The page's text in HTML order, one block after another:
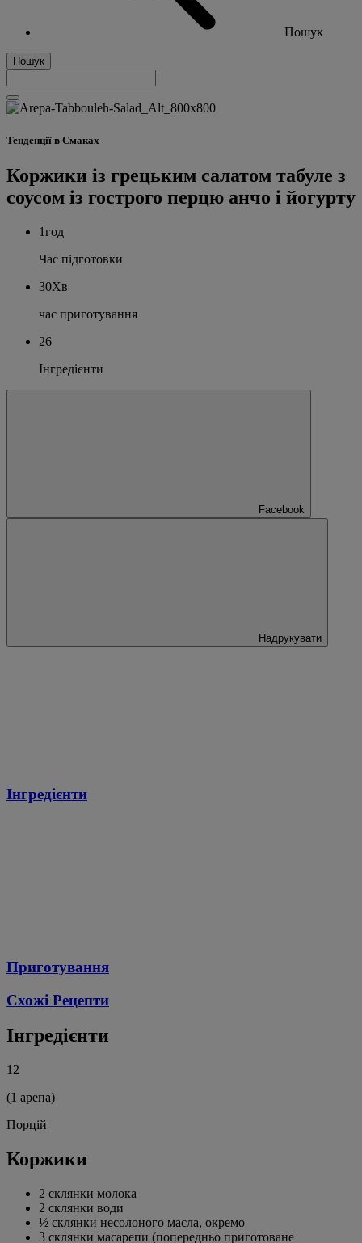
Пошук
Пошук
Тенденції в Смаках
Коржики із грецьким салатом табуле з
соусом із гострого перцю анчо і йогурту
1год
Час підготовки
30Хв
час приготування
26
Інгредієнти
Facebook
Надрукувати
Інгредієнти
Приготування
Схожі Рецепти
Інгредієнти
12
(1 арепа)
Порцій
Коржики
2 склянки молока
2 склянки води
½ склянки несолоного масла, окремо
3 склянки масарепи (попередньо приготоване